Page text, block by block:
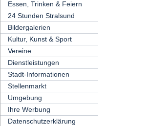
Essen, Trinken & Feiern
24 Stunden Stralsund
Bildergalerien
Kultur, Kunst & Sport
Vereine
Dienstleistungen
Stadt-Informationen
Stellenmarkt
Umgebung
Ihre Werbung
Datenschutzerklärung